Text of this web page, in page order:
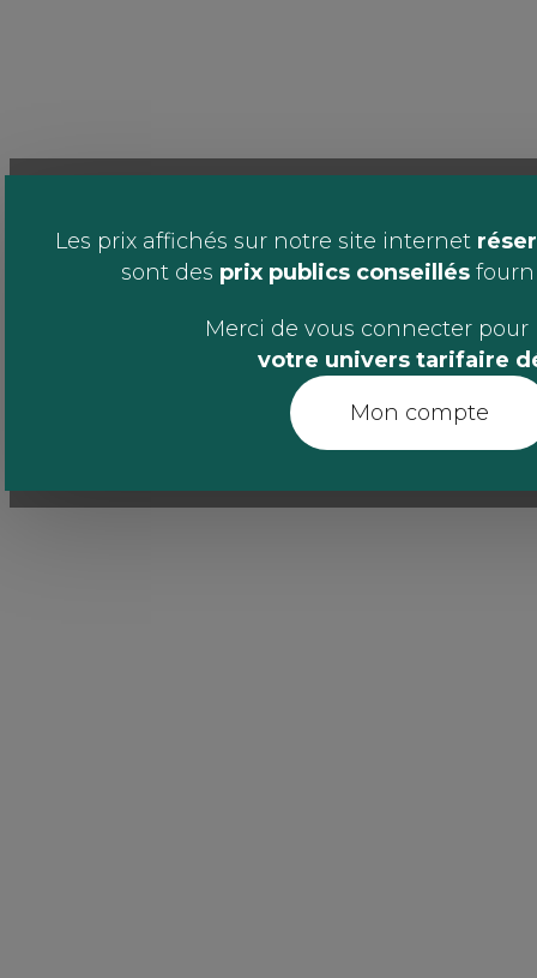
Les prix affichés sur notre site internet
sont des prix publics conseillés
Merci de vous connecter pour
votre univers tarifaire
Mon compte